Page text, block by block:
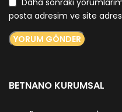
Daha sonraki
posta adresim ve site
BETNANO KURUMSAL